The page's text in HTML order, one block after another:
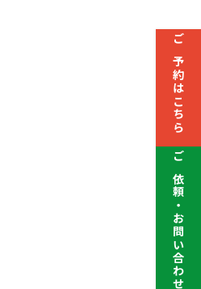
ご予約はこちら
ご依頼・お問い合わせ